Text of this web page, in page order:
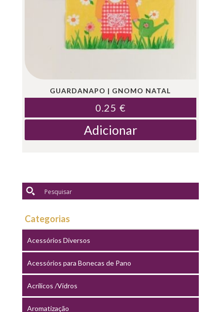
GUARDANAPO | GNOMO NATAL
0.25 €
Adicionar
Categorias
Acessórios Diversos
Acessórios para Bonecas de Pano
Acrílicos /Vidros
Aromatização